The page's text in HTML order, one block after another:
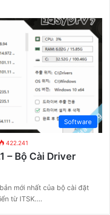
Software
422.241
– Bộ Cài Driver
mới nhất của bộ cài đặt
từ ITSK.…